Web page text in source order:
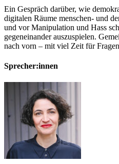
Ein Gespräch darüber, wie
digitalen Räume menschen- und
und vor Manipulation und Hass
gegeneinander auszuspielen.
nach vorn – mit viel Zeit für
Sprecher:innen